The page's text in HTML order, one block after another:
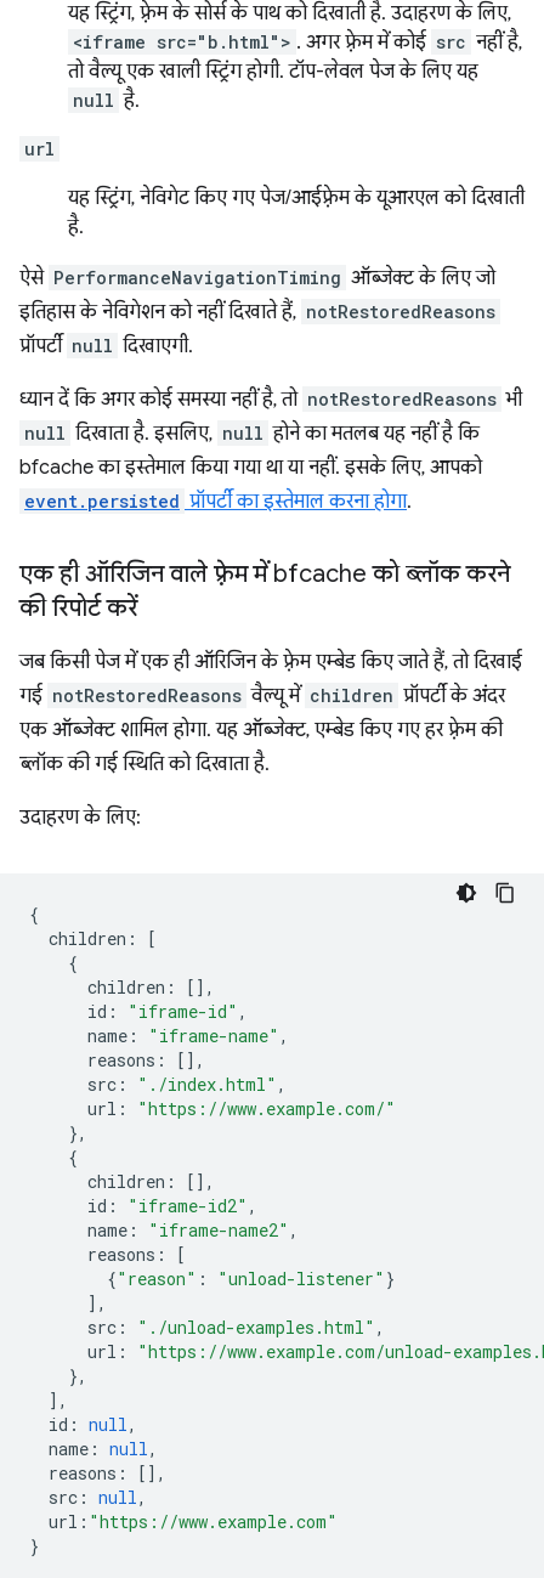
यह स्ट्रिंग, फ़्रेम के सोर्स के पाथ को दिखाती है. उदाहरण के लिए,
<iframe src="b.html"> . अगर फ़्रेम में कोई src नहीं है,
तो वैल्यू एक खाली स्ट्रिंग होगी. टॉप-लेवल पेज के लिए यह
null है.
url
यह स्ट्रिंग, नेविगेट किए गए पेज/आईफ़्रेम के यूआरएल को दिखाती
है.
ऐसे PerformanceNavigationTiming ऑब्जेक्ट के लिए जो
इतिहास के नेविगेशन को नहीं दिखाते हैं, notRestoredReasons
प्रॉपर्टी null दिखाएगी.
ध्यान दें कि अगर कोई समस्या नहीं है, तो notRestoredReasons भी
null दिखाता है. इसलिए, null होने का मतलब यह नहीं है कि
bfcache का इस्तेमाल किया गया था या नहीं. इसके लिए, आपको
event.persisted प्रॉपर्टी का इस्तेमाल करना होगा.
एक ही ऑरिजिन वाले फ़्रेम में bfcache को ब्लॉक करने
की रिपोर्ट करें
जब किसी पेज में एक ही ऑरिजिन के फ़्रेम एम्बेड किए जाते हैं, तो दिखाई
गई notRestoredReasons वैल्यू में children प्रॉपर्टी के अंदर
एक ऑब्जेक्ट शामिल होगा. यह ऑब्जेक्ट, एम्बेड किए गए हर फ़्रेम की
ब्लॉक की गई स्थिति को दिखाता है.
उदाहरण के लिए:
{
children :
[
{
children :
[],
id : "iframe-id" ,
name : "iframe-name" ,
reasons :
[],
src : "./index.html" ,
url :
"https://www.example.com/"
},
{
children :
[],
id : "iframe-id2" ,
name : "iframe-name2" ,
reasons :
[
{"reason" : "unload-listener" }
],
src : "./unload-examples.html" ,
url :
"https://www.example.com/unload-
},
],
id : null,
name : null,
reasons :
[],
src : null,
url : "https://www.example.com"
}